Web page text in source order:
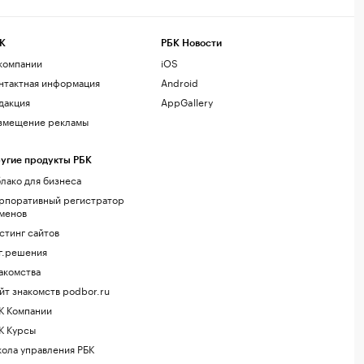
информация
рекламы
продукты РБК
для бизнеса
регистратор
сайтов
знакомств podbor.ru
Компании
Курсы
управления РБК
РБК Новости
iOS
Android
AppGallery